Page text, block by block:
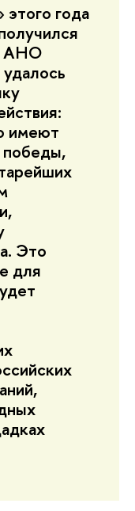
этого года
АНО
имеют
победы,
Это
для